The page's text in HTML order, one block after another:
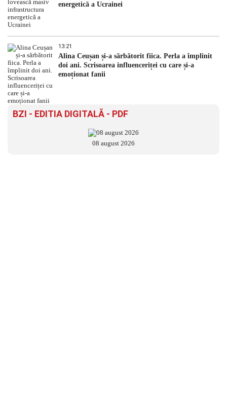
energetică a Ucrainei
13:21
Alina Ceușan și-a sărbătorit fiica. Perla a împlinit
doi ani. Scrisoarea influenceriței cu care și-a
emoționat fanii
BZI - EDITIA DIGITALĂ - PDF
08 august 2026